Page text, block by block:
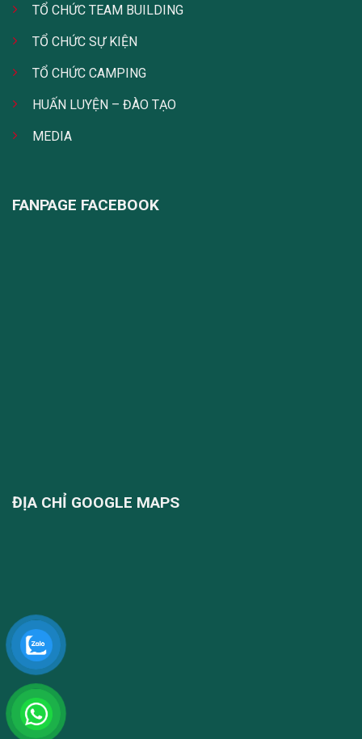
TỔ CHỨC TEAM BUILDING
TỔ CHỨC SỰ KIỆN
TỔ CHỨC CAMPING
HUẤN LUYỆN – ĐÀO TẠO
MEDIA
FANPAGE FACEBOOK
ĐỊA CHỈ GOOGLE MAPS